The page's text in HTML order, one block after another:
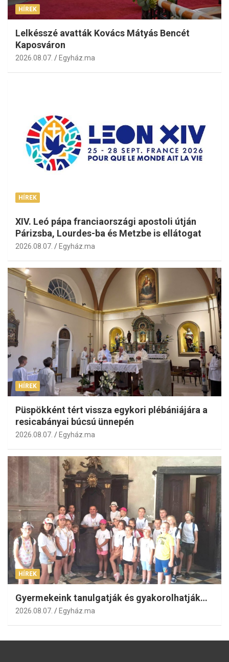
HÍREK
Lelkésszé avatták Kovács Mátyás Bencét
Kaposváron
2026.08.07. Egyház.ma
HÍREK
XIV. Leó pápa franciaországi apostoli útján
Párizsba, Lourdes-ba és Metzbe is ellátogat
2026.08.07. Egyház.ma
HÍREK
Püspökként tért vissza egykori plébániájára a
resicabányai búcsú ünnepén
2026.08.07. Egyház.ma
HÍREK
Gyermekeink tanulgatják és gyakorolhatják…
2026.08.07. Egyház.ma